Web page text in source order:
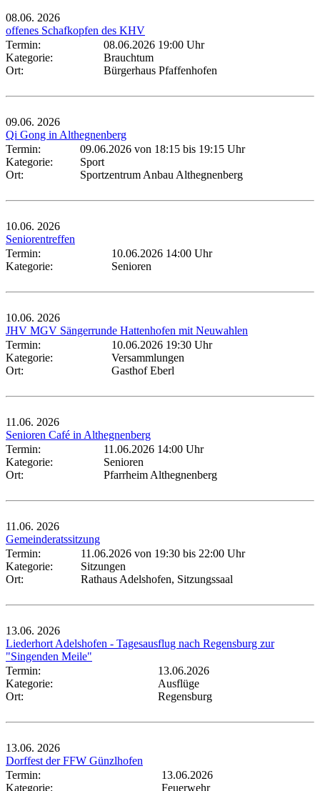
08.06. 2026
offenes Schafkopfen des KHV
Termin:
08.06.2026 19:00 Uhr
Kategorie:
Brauchtum
Ort:
Bürgerhaus Pfaffenhofen
09.06. 2026
Qi Gong in Althegnenberg
Termin:
09.06.2026 von 18:15 bis 19:15 Uhr
Kategorie:
Sport
Ort:
Sportzentrum Anbau Althegnenberg
10.06. 2026
Seniorentreffen
Termin:
10.06.2026 14:00 Uhr
Kategorie:
Senioren
10.06. 2026
JHV MGV Sängerrunde Hattenhofen mit Neuwahlen
Termin:
10.06.2026 19:30 Uhr
Kategorie:
Versammlungen
Ort:
Gasthof Eberl
11.06. 2026
Senioren Café in Althegnenberg
Termin:
11.06.2026 14:00 Uhr
Kategorie:
Senioren
Ort:
Pfarrheim Althegnenberg
11.06. 2026
Gemeinderatssitzung
Termin:
11.06.2026 von 19:30 bis 22:00 Uhr
Kategorie:
Sitzungen
Ort:
Rathaus Adelshofen, Sitzungssaal
13.06. 2026
Liederhort Adelshofen - Tagesausflug nach Regensburg zur
"Singenden Meile"
Termin:
13.06.2026
Kategorie:
Ausflüge
Ort:
Regensburg
13.06. 2026
Dorffest der FFW Günzlhofen
Termin:
13.06.2026
Kategorie:
Feuerwehr